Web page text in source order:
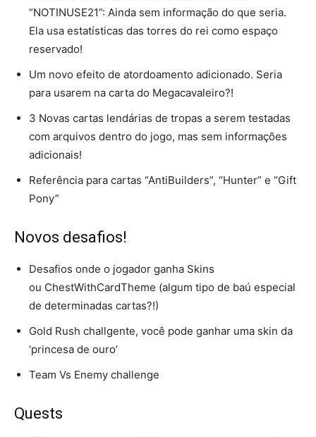
“NOTINUSE21”: Ainda sem informação do que seria.
Ela usa estatísticas das torres do rei como espaço
reservado!
Um novo efeito de atordoamento adicionado. Seria
para usarem na carta do Megacavaleiro?!
3 Novas cartas lendárias de tropas a serem testadas
com arquivos dentro do jogo, mas sem informações
adicionais!
Referência para cartas “AntiBuilders”, “Hunter” e “Gift
Pony”
Novos desafios!
Desafios onde o jogador ganha Skins
ou ChestWithCardTheme (algum tipo de baú especial
de determinadas cartas?!)
Gold Rush challgente, você pode ganhar uma skin da
‘princesa de ouro’
Team Vs Enemy challenge
Quests